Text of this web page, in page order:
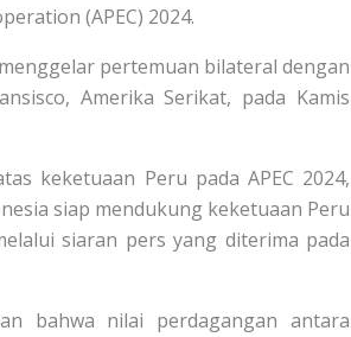
(APEC) 2024.
pertemuan bilateral dengan
Amerika Serikat, pada Kamis
keketuaan Peru pada APEC 2024,
siap mendukung keketuaan Peru
siaran pers yang diterima pada
bahwa nilai perdagangan antara